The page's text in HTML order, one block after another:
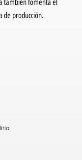
también fomenta el
de producción.